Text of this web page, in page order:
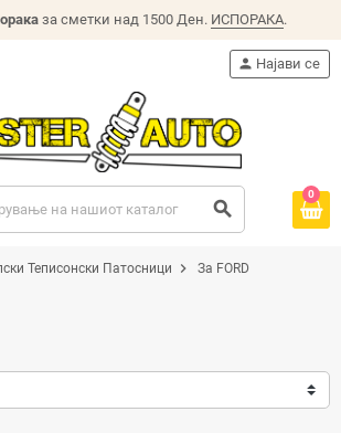
за сметки над 1500 Ден. ИСПОРАКА.
search
person Најави се
0
Теписонски Патосници chevron_right За FORD